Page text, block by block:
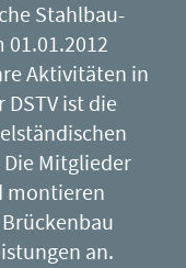
Stahlbau-
01.01.2012
Aktivitäten in
ist die
Mitglieder
montieren
an.